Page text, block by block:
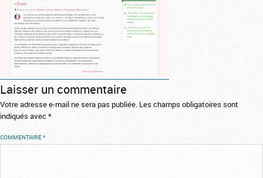
Laisser un commentaire
Votre adresse e-mail ne sera pas publiée. Les champs obligatoires sont
indiqués avec*
COMMENTAIRE*